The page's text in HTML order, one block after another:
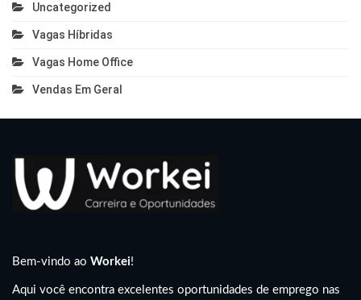
Uncategorized
Vagas Híbridas
Vagas Home Office
Vendas Em Geral
Bem-vindo ao Workei!
Aqui você encontra excelentes oportunidades de emprego nas